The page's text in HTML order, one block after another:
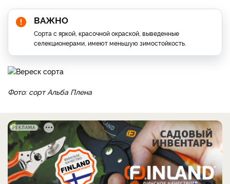
ВАЖНО
Сорта с яркой, красочной окраской, выведенные
селекционерами, имеют меньшую зимостойкость.
Фото: сорт Альба Плена
РЕКЛАМА